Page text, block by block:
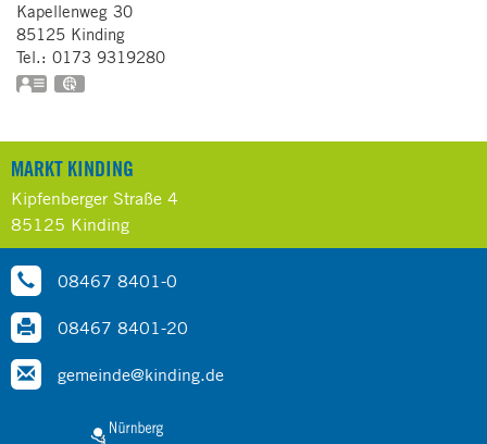
Kapellenweg 30
85125 Kinding
Tel.: 0173 9319280
vCard
MARKT KINDING
Kipfenberger Straße 4
85125 Kinding
08467 8401-0
08467 8401-20
gemeinde@kinding.de